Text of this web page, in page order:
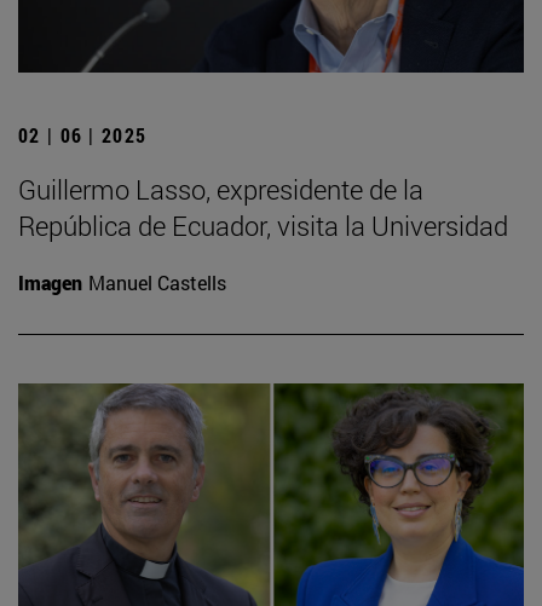
02 | 06 | 2025
Guillermo Lasso, expresidente de la
República de Ecuador, visita la Universidad
Imagen Manuel Castells